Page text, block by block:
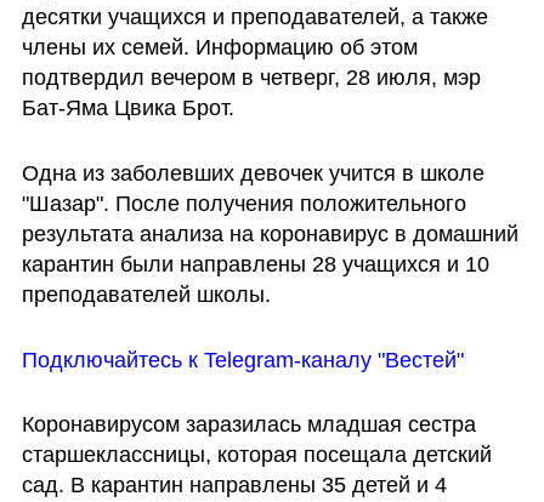
десятки учащихся и преподавателей, а также
члены их семей. Информацию об этом
подтвердил вечером в четверг, 28 июля, мэр
Бат-Яма Цвика Брот.
Одна из заболевших девочек учится в школе
"Шазар". После получения положительного
результата анализа на коронавирус в домашний
карантин были направлены 28 учащихся и 10
преподавателей школы.
Подключайтесь к Telegram-каналу "Вестей"
Коронавирусом заразилась младшая сестра
старшеклассницы, которая посещала детский
сад. В карантин направлены 35 детей и 4